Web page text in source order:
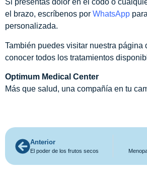
Si presentas dolor en el codo o
el brazo, escríbenos por WhatsApp
personalizada.
También puedes visitar nuestra página
conocer todos los tratamientos
Optimum Medical Center
Más que salud, una compañía en tu
Anterior
El poder de los frutos secos